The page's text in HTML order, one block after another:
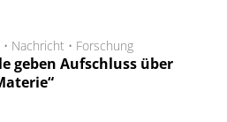
Nachricht • Forschung
geben Aufschluss über